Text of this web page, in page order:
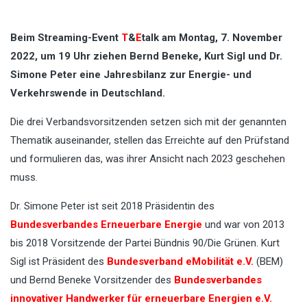
Beim Streaming-Event T&Etalk am Montag, 7. November
2022, um 19 Uhr ziehen Bernd Beneke, Kurt Sigl und Dr.
Simone Peter eine Jahresbilanz zur Energie- und
Verkehrswende in Deutschland.
Die drei Verbandsvorsitzenden setzen sich mit der genannten
Thematik auseinander, stellen das Erreichte auf den Prüfstand
und formulieren das, was ihrer Ansicht nach 2023 geschehen
muss.
Dr. Simone Peter ist seit 2018 Präsidentin des
Bundesverbandes Erneuerbare Energie und war von 2013
bis 2018 Vorsitzende der Partei Bündnis 90/Die Grünen. Kurt
Sigl ist Präsident des Bundesverband eMobilität e.V. (BEM)
und Bernd Beneke Vorsitzender des Bundesverbandes
innovativer Handwerker für erneuerbare Energien e.V.